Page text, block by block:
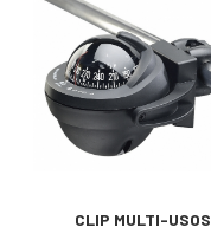
CLIP MULTI-USOS